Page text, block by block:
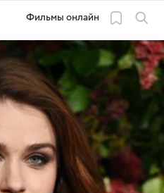
Фильмы онлайн